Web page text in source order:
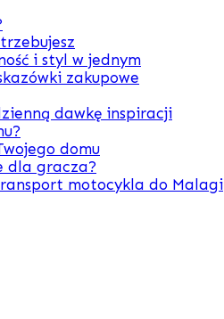
i styl w jednym
zakupowe
dawkę inspiracji
domu
dla gracza?
motocykla do Malagi